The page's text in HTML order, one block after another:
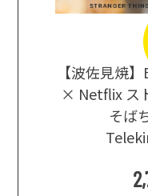
【波佐見焼
× Netflix ス
そば